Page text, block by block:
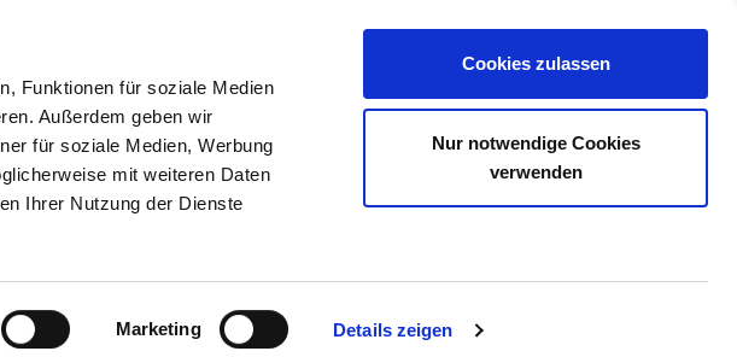
Funktionen für soziale Medien
Außerdem geben wir
für soziale Medien, Werbung
mit weiteren Daten
Ihrer Nutzung der Dienste
Marketing Details zeigen
Cookies zulassen
Nur notwendige Cookies
verwenden
Energieblog